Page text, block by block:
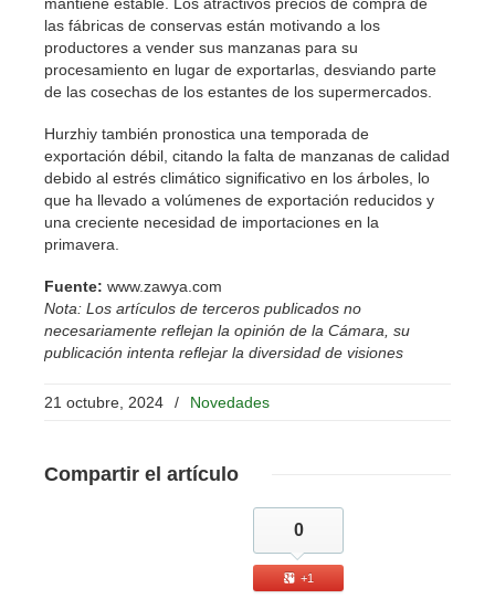
las fábricas de conservas están motivando a los
productores a vender sus manzanas para su
procesamiento en lugar de exportarlas, desviando parte
de las cosechas de los estantes de los supermercados.
Hurzhiy también pronostica una temporada de
exportación débil, citando la falta de manzanas de calidad
debido al estrés climático significativo en los árboles, lo
que ha llevado a volúmenes de exportación reducidos y
una creciente necesidad de importaciones en la
primavera.
Fuente: www.zawya.com
Nota: Los artículos de terceros publicados no
necesariamente reflejan la opinión de la Cámara, su
publicación intenta reflejar la diversidad de visiones
21 octubre, 2024 / Novedades
Compartir el artículo
0
+1